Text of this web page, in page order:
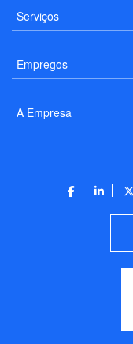
Serviços
Empregos
A Empresa